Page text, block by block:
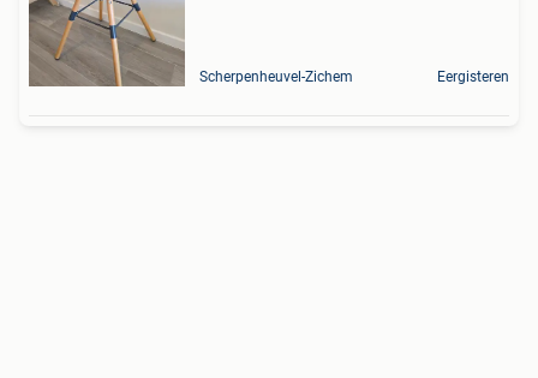
Scherpenheuvel-Zichem Eergisteren